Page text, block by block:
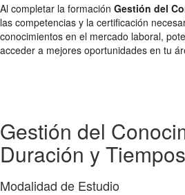
Al completar la formación Gestión del
las competencias y la certificación
conocimientos en el mercado laboral,
acceder a mejores oportunidades en tu
Gestión del
Duración y
Modalidad de Estudio